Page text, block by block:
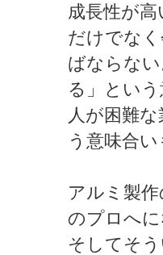
成長性が
だけでな
ばならな
る」とい
人が困難
う意味合
アルミ製
のプロへ
そしてそ